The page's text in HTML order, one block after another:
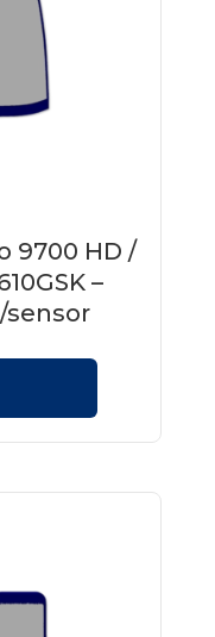
9700 HD /
–
sensor